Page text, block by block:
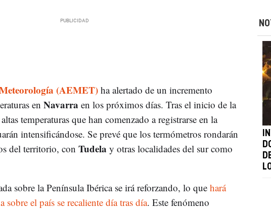
(AEMET)ha alertado de un incremento
en Navarra en los próximos días. Tras el inicio de la
temperaturas que han comenzado a registrarse en la
intensificándose. Se prevé que los termómetros rondarán
del territorio, con Tudela y otras localidades del sur como
sobre la Península Ibérica se irá reforzando, lo que hará
sobre el país se recaliente día tras día. Este fenómeno